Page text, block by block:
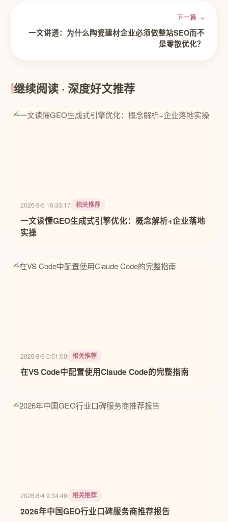
下一篇 →
一文讲透：为什么陶瓷建材企业必须做整站SEO而不
是零散优化？
继续阅读 · 深度好文推荐
2026/8/6 16:33:17 相关推荐
一文读懂GEO生成式引擎优化：概念解析+企业落地
实操
2026/8/9 0:51:00 相关推荐
在VS Code中配置使用Claude Code的完整指南
2026/8/4 9:34:49 相关推荐
2026年中国GEO行业口碑服务商推荐报告